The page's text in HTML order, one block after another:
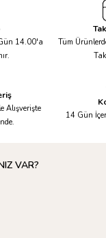
14.00'a
Tüm
Alışverişte
14 Gün
VAR?